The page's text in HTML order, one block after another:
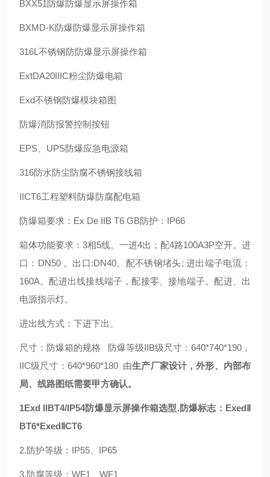
BXX51防爆防爆显示屏操作箱
BXMD-K防爆防爆显示屏操作箱
316L不锈钢防防爆显示屏操作箱
ExtDA20IIIC粉尘防爆电箱
Exd不锈钢防爆模块箱图
防爆消防报警控制按钮
EPS、UPS防爆应急电源箱
316防水防尘防腐不锈钢接线箱
IICT6工程塑料防爆防腐配电箱
防爆箱要求：Ex De IIB T6 GB防护：IP66
箱体功能要求：3相5线。一进4出；配4路100A3P空开。进
口：DN50 。出口:DN40。配不锈钢堵头; 进出端子电流：
160A。配进出线接线端子，配接零、接地端子。配进、出
电源指示灯。
进出线方式：下进下出。
尺寸：防爆箱的规格 防爆等级IIB级尺寸：640*740*190，
IIC级尺寸：640*960*180 由生产厂家设计，外形、内部布
局、线路图纸需要甲方确认。
1Exd IIBT4/IP54防爆显示屏操作箱选型.防爆标志：ExedⅡ
BT6*ExedⅡCT6
2.防护等级：IP55、IP65
3.防腐等级：WF1、WF1